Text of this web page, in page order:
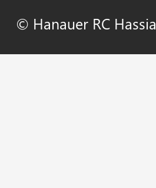
© Hanauer RC Hassia